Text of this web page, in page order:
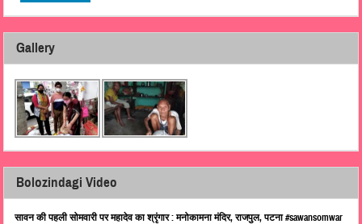
Gallery
Bolozindagi Video
सावन की पहली सोमवारी पर महादेव का श्रृंगार : मनोकामना मंदिर, राजपुल, पटना #sawansomwar